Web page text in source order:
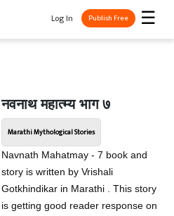
☰
Log In Publish Free
नवनाथ महात्म्य भाग ७
Marathi Mythological Stories
Navnath Mahatmay - 7 book and
story is written by Vrishali
Gotkhindikar in Marathi . This story
is getting good reader response on